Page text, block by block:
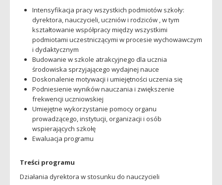
Intensyfikacja pracy wszystkich podmiotów szkoły:
dyrektora, nauczycieli, uczniów i rodziców , w tym
kształtowanie współpracy między wszystkimi
podmiotami uczestniczącymi w procesie wychowawczym
i dydaktycznym
Budowanie w szkole atrakcyjnego dla ucznia
środowiska sprzyjającego wydajnej nauce
Doskonalenie motywacji i umiejętności uczenia się
Podniesienie wyników nauczania i zwiększenie
frekwencji uczniowskiej
Umiejętne wykorzystanie pomocy organu
prowadzącego, instytucji, organizacji i osób
wspierających szkołę
Ewaluacja programu
Treści programu
Działania dyrektora w stosunku do nauczycieli